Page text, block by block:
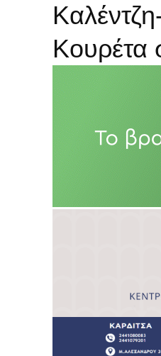
Κουρέτα